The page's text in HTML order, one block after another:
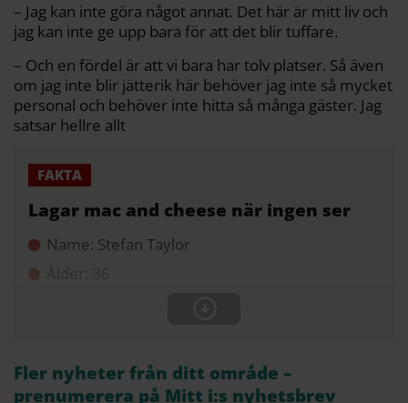
– Jag kan inte göra något annat. Det här är mitt liv och
jag kan inte ge upp bara för att det blir tuffare.
– Och en fördel är att vi bara har tolv platser. Så även
om jag inte blir jätterik här behöver jag inte så mycket
personal och behöver inte hitta så många gäster. Jag
satsar hellre allt
Lagar mac and cheese när ingen ser
Name: Stefan Taylor
Ålder: 36
Fler nyheter från ditt område –
prenumerera på Mitt i:s nyhetsbrev